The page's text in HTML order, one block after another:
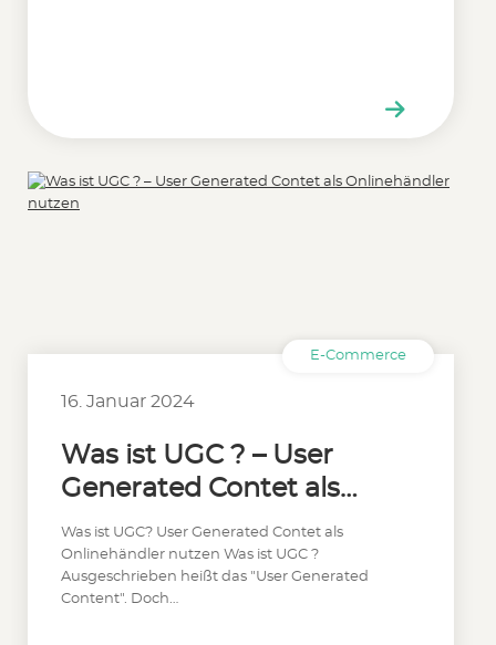
E-Commerce
16. Januar 2024
Was ist UGC ? – User
Generated Contet als
Onlinehändler nutzen
Was ist UGC? User Generated Contet als
Onlinehändler nutzen Was ist UGC ?
Ausgeschrieben heißt das "User Generated
Content". Doch…